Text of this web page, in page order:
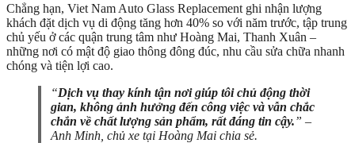
Chẳng hạn, Viet Nam Auto Glass Replacement ghi nhận lượng
khách đặt dịch vụ di động tăng hơn 40% so với năm trước, tập trung
chủ yếu ở các quận trung tâm như Hoàng Mai, Thanh Xuân –
những nơi có mật độ giao thông đông đúc, nhu cầu sửa chữa nhanh
chóng và tiện lợi cao.
“Dịch vụ thay kính tận nơi giúp tôi chủ động thời
gian, không ảnh hưởng đến công việc và vẫn chắc
chắn về chất lượng sản phẩm, rất đáng tin cậy.” –
Anh Minh, chủ xe tại Hoàng Mai chia sẻ.